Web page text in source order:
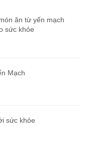
ăn từ yến mạch
sức khỏe
Mạch
sức khỏe